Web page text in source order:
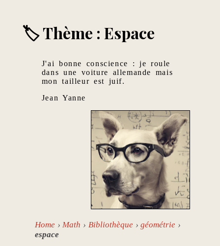
🏷 Thème : Espace
J'ai bonne conscience : je roule
dans une voiture allemande mais
mon tailleur est juif.
Jean Yanne
Home Math Bibliothèque
géométrie
espace